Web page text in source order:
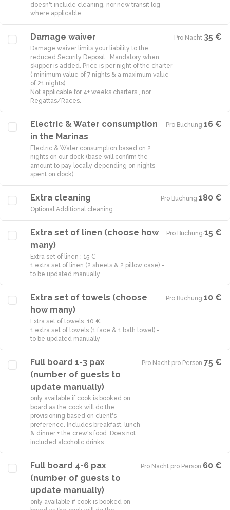
doesn't include cleaning, nor new transit log
where applicable.
Damage waiver
Damage waiver limits your liability to the
reduced Security Deposit . Mandatory when
skipper is added. Price is per night of the charter
( minimum value of 7 nights & a maximum value
of 21 nights)
Not applicable for 4+ weeks charters , nor
Pro Nacht·35 €
Electric & Water consumption
in the Marinas
Electric & Water consumption based on 2
nights on our dock (base will confirm the
amount to pay locally depending on nights
spent on dock)
Pro Buchung·16 €
Extra cleaning
Optional Additional cleaning
Pro Buchung·180 €
Extra set of linen (choose how
many)
Extra set of linen : 15 €
1 extra set of linen (2 sheets & 2 pillow case) -
to be updated manually
Pro Buchung·15 €
Extra set of towels (choose
how many)
Extra set of towels: 10 €
1 extra set of towels (1 face & 1 bath towel) -
to be updated manually
Pro Buchung·10 €
Full board 1-3 pax
(number of guests to
update manually)
only available if cook is booked on
board as the cook will do the
provisioning based on client's
preference. Includes breakfast, lunch
& dinner + the crew's food. Does not
included alcoholic drinks
Pro Nacht pro Person·75 €
Full board 4-6 pax
(number of guests to
update manually)
only available if cook is booked on
Pro Nacht pro Person·60 €